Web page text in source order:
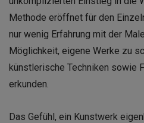
Methode eröffnet für den
nur wenig Erfahrung mit der
Möglichkeit, eigene Werke zu
künstlerische Techniken sowie
erkunden.
Das Gefühl, ein Kunstwerk